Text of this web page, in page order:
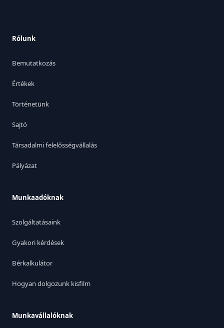
Rólunk
Bemutatkozás
Értékek
Történetünk
Sajtó
Társadalmi felelősségvállalás
Pályázat
Munkaadóknak
Szolgáltatásaink
Gyakori kérdések
Bérkalkulátor
Hogyan dolgozunk kisfilm
Munkavállalóknak